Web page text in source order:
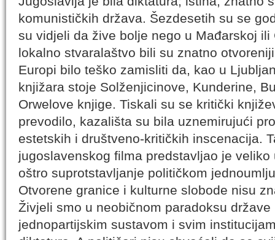
komunističkih država. Šezdesetih su se
su vidjeli da žive bolje nego u Mađarskoj
lokalno stvaralaštvo bili su znatno
Europi bilo teško zamisliti da, kao u
knjižara stoje Solženjicinove, Kunderine,
Orwelove knjige. Tiskali su se kritički
prevodilo, kazališta su bila uznemirujući
estetskih i društveno-kritičkih inscenacija.
jugoslavenskog filma predstavljao je
oštro suprotstavljanje političkom
Otvorene granice i kulturne slobode nisu
Živjeli smo u neobičnom paradoksu
jednopartijskim sustavom i svim